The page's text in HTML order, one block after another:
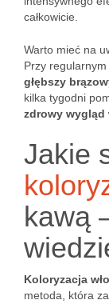
całkowicie.
Warto mieć na
Przy
głębszy
kilka tygodni
zdrowy wygląd
Jakie
kawą
Koloryzacja
metoda, która